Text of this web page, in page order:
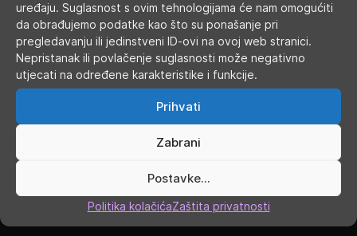
uređaju. Suglasnost s ovim tehnologijama će nam omogućiti
da obrađujemo podatke kao što su ponašanje pri
pregledavanju ili jedinstveni ID-ovi na ovoj web stranici.
Nepristanak ili povlačenje suglasnosti može negativno
utjecati na određene karakteristike i funkcije.
Prihvati
Zabrani
Postavke...
Politika kolačićaZaštita privatnosti
RADNO VRIJEME
Ponedjeljak 9.00 - 19.00
9.00 - 19.00